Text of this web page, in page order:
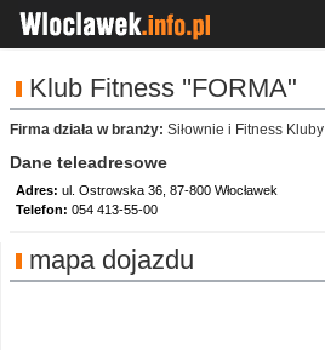
Klub Fitness ''FORMA"
Firma działa w branży: Siłownie i Fitness Kluby
Dane teleadresowe
Adres: ul. Ostrowska 36, 87-800 Włocławek
Telefon: 054 413-55-00
mapa dojazdu